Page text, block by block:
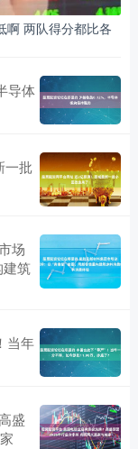
啊 两队得分都比各
导体
一批
场
建筑
当年
盛